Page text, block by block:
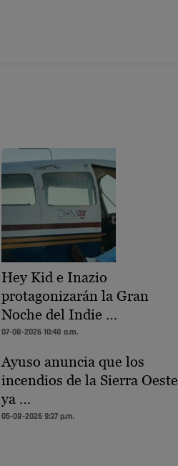
Hey Kid e Inazio
protagonizarán la Gran
Noche del Indie …
07-08-2026 10:48 a.m.
Ayuso anuncia que los
incendios de la Sierra Oeste
ya …
05-08-2026 9:37 p.m.